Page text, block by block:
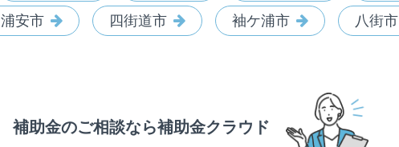
浦安市 四街道市 袖ケ浦市 八街市
補助金のご相談なら補助金クラウド